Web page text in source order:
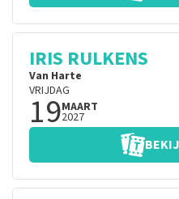
IRIS RULKENS
Van Harte
VRIJDAG
19MAART
2027